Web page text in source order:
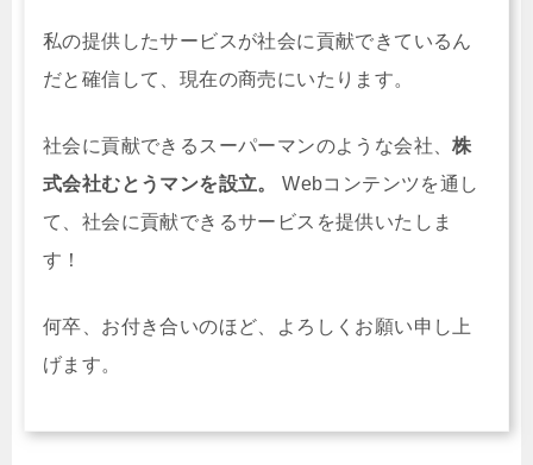
私の提供したサービスが社会に貢献できているん
だと確信して、現在の商売にいたります。
社会に貢献できるスーパーマンのような会社、株
式会社むとうマンを設立。
Webコンテンツを通し
て、社会に貢献できるサービスを提供いたしま
す！
何卒、お付き合いのほど、よろしくお願い申し上
げます。